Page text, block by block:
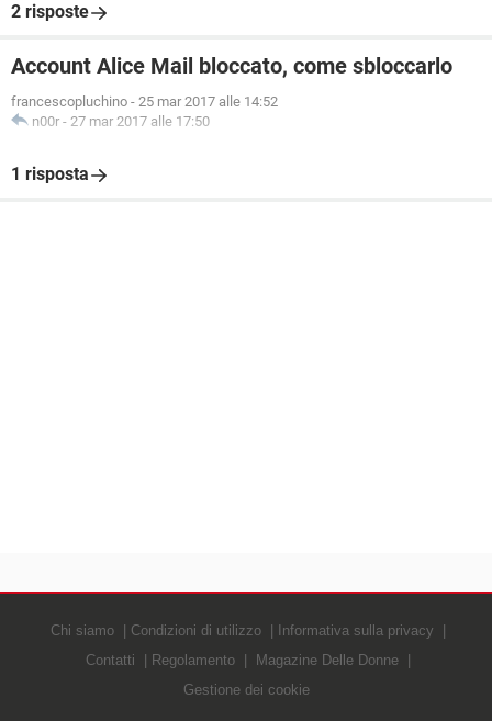
2 risposte
Account Alice Mail bloccato, come sbloccarlo
francescopluchino - 25 mar 2017 alle 14:52
n00r - 27 mar 2017 alle 17:50
1 risposta
Chi siamo Condizioni di utilizzo
Informativa sulla privacy
Contatti
Regolamento
Magazine Delle Donne
Gestione dei cookie